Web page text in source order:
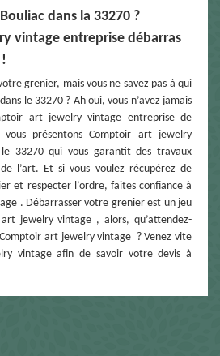
dans la 33270 ?
vintage entreprise débarras
grenier, mais vous ne savez pas à qui
le 33270 ? Ah oui, vous n’avez jamais
art jewelry vintage entreprise de
présentons Comptoir art jewelry
33270 qui vous garantit des travaux
l’art. Et si vous voulez récupérez de
et respecter l’ordre, faites confiance à
. Débarrasser votre grenier est un jeu
jewelry vintage , alors, qu’attendez-
art jewelry vintage ? Venez vite
vintage afin de savoir votre devis à